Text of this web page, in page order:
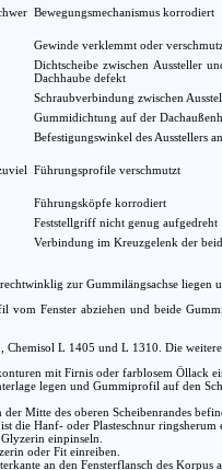
Bewegungsmechanismus korrodiert
Gewinde verklemmt oder
Dichtscheibe zwischen Aussteller
Dachhaube defekt
Schraubverbindung zwischen
Gummidichtung auf der
Befestigungswinkel des Ausstellers
Führungsprofile verschmutzt
Führungsköpfe korrodiert
Feststellgriff nicht genug aufgedreht
Verbindung im Kreuzgelenk der
zur Gummilängsachse
vom Fenster abziehen und beide
L 1405 und L 1310. Die
mit Firnis oder farblosem Öllack
legen und Gummiprofil auf den
Mitte des oberen Scheibenrandes
die Hanf- oder Plasteschnur
einpinseln.
oder Fit einreiben.
an den Fensterflansch des